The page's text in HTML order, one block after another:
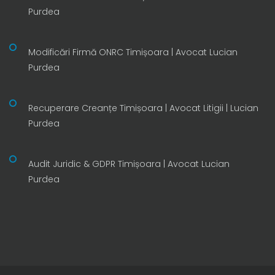
Purdea
Modificări Firmă ONRC Timișoara | Avocat Lucian
Purdea
Recuperare Creanțe Timișoara | Avocat Litigii | Lucian
Purdea
Audit Juridic & GDPR Timișoara | Avocat Lucian
Purdea